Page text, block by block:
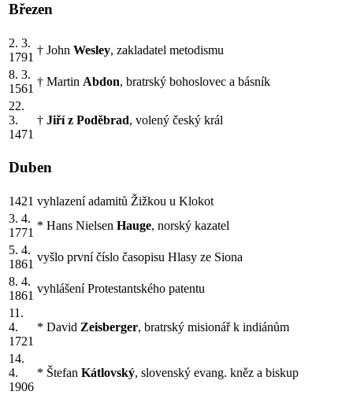
Březen
2. 3.
1791
† John Wesley, zakladatel metodismu
8. 3.
1561
† Martin Abdon, bratrský bohoslovec a básník
22.
3.
1471
† Jiří z Poděbrad, volený český král
Duben
1421 vyhlazení adamitů Žižkou u Klokot
3. 4.
1771
* Hans Nielsen Hauge, norský kazatel
5. 4.
1861
vyšlo první číslo časopisu Hlasy ze Siona
8. 4.
1861
vyhlášení Protestantského patentu
11.
4.
1721
* David Zeisberger, bratrský misionář k indiánům
14.
4.
1906
* Štefan Kátlovský, slovenský evang. kněz a biskup